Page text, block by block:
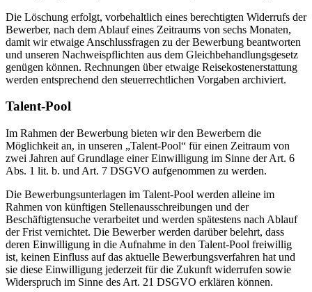
Die Löschung erfolgt, vorbehaltlich eines berechtigten Widerrufs der
Bewerber, nach dem Ablauf eines Zeitraums von sechs Monaten,
damit wir etwaige Anschlussfragen zu der Bewerbung beantworten
und unseren Nachweispflichten aus dem Gleichbehandlungsgesetz
genügen können. Rechnungen über etwaige Reisekostenerstattung
werden entsprechend den steuerrechtlichen Vorgaben archiviert.
Talent-Pool
Im Rahmen der Bewerbung bieten wir den Bewerbern die
Möglichkeit an, in unseren „Talent-Pool“ für einen Zeitraum von
zwei Jahren auf Grundlage einer Einwilligung im Sinne der Art. 6
Abs. 1 lit. b. und Art. 7 DSGVO aufgenommen zu werden.
Die Bewerbungsunterlagen im Talent-Pool werden alleine im
Rahmen von künftigen Stellenausschreibungen und der
Beschäftigtensuche verarbeitet und werden spätestens nach Ablauf
der Frist vernichtet. Die Bewerber werden darüber belehrt, dass
deren Einwilligung in die Aufnahme in den Talent-Pool freiwillig
ist, keinen Einfluss auf das aktuelle Bewerbungsverfahren hat und
sie diese Einwilligung jederzeit für die Zukunft widerrufen sowie
Widerspruch im Sinne des Art. 21 DSGVO erklären können.